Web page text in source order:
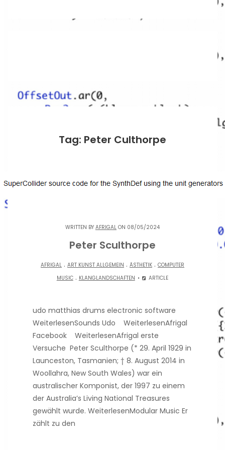
Tag: Peter Culthorpe
WRITTEN BY AFRIGAL ON 08/05/2024
Peter Sculthorpe
AFRIGAL . ART KUNST ALLGEMEIN . ÄSTHETIK . COMPUTER
MUSIC. KLANGLANDSCHAFTEN ARTICLE
udo matthias drums electronic software
WeiterlesenSounds Udo WeiterlesenAfrigal
Facebook WeiterlesenAfrigal erste
Versuche Peter Sculthorpe (* 29. April 1929 in
Launceston, Tasmanien; † 8. August 2014 in
Woollahra, New South Wales) war ein
australischer Komponist, der 1997 zu einem
der Australia’s Living National Treasures
gewählt wurde. WeiterlesenModular Music Er
zählt zu den